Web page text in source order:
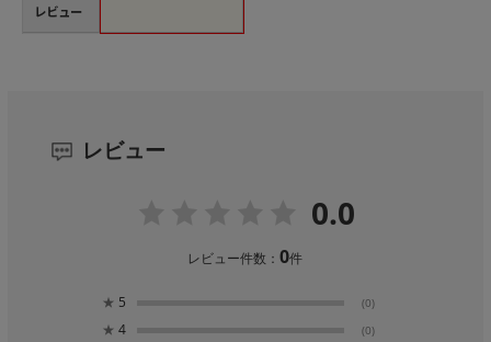
レビュー
レビュー
0.0
レビュー件数：0件
★ 5 (0)
★ 4 (0)